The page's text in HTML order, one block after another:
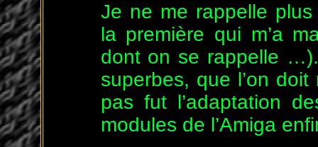
Je ne me rappelle
la première qui m’a
dont on se rappelle
superbes, que l’on
pas fut l’adaptation
modules de l’Amiga